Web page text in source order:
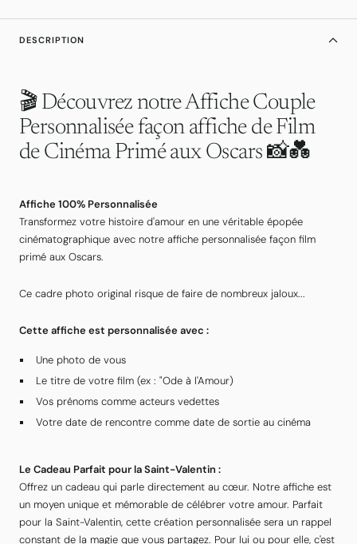
DESCRIPTION
🎬 Découvrez notre Affiche Couple
Personnalisée façon affiche de Film
de Cinéma Primé aux Oscars 📸💑
Affiche 100% Personnalisée
Transformez votre histoire d'amour en une véritable épopée
cinématographique avec notre affiche personnalisée façon film
primé aux Oscars.
Ce cadre photo original risque de faire de nombreux jaloux...
Cette affiche est personnalisée avec :
Une photo de vous
Le titre de votre film (ex : "Ode à l'Amour)
Vos prénoms comme acteurs vedettes
Votre date de rencontre comme date de sortie au cinéma
Le Cadeau Parfait pour la Saint-Valentin :
Offrez un cadeau qui parle directement au cœur. Notre affiche est
un moyen unique et mémorable de célébrer votre amour. Parfait
pour la Saint-Valentin, cette création personnalisée sera un rappel
constant de la magie que vous partagez. Pour lui ou pour elle, c'est